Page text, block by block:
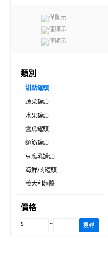
僅顯示
僅顯示
僅顯示
類別
甜點罐頭
蔬菜罐頭
水果罐頭
醬瓜罐頭
麵筋罐頭
豆腐乳罐頭
海鮮/肉罐頭
義大利麵醬
價格
$ ~ 搜尋